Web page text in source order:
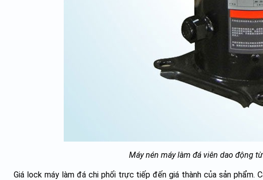
Máy nén máy làm đá viên dao động
Giá lock máy làm đá chi phối trực tiếp đến giá thành của sản